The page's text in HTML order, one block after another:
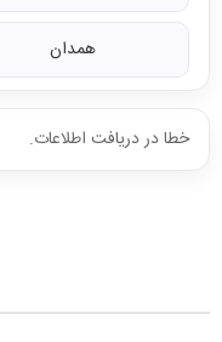
همدان
خطا در دریافت اطلاعات.